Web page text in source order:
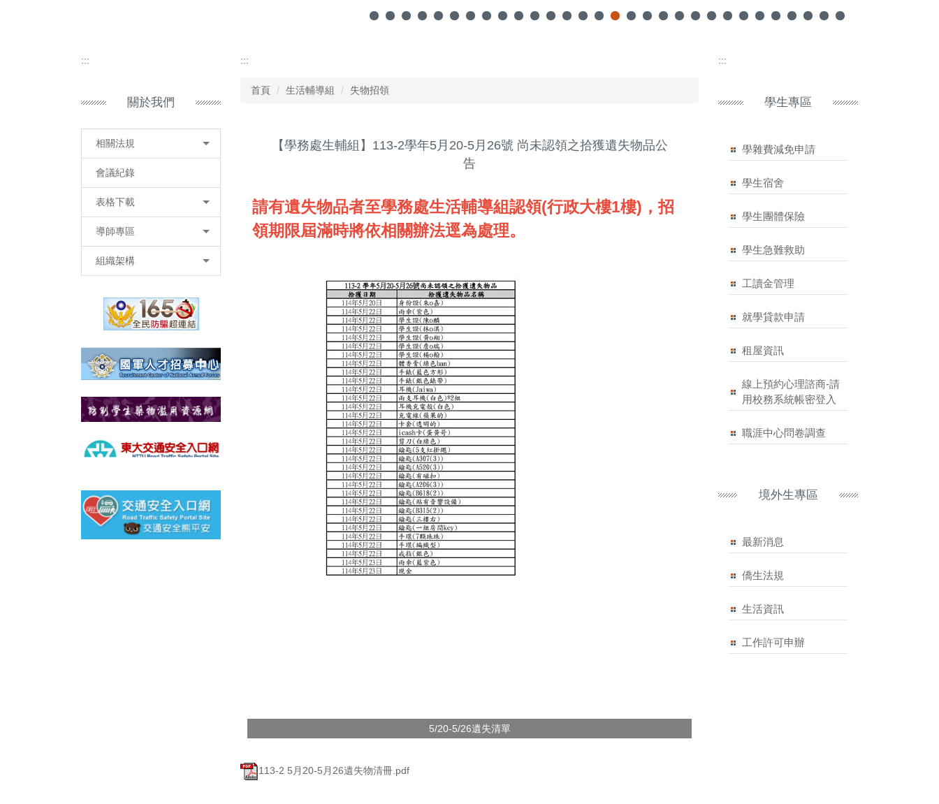
:::
關於我們
相關法規
會議紀錄
表格下載
導師專區
組織架構
:::
首頁 生活輔導組 失物招領
【學務處生輔組】113-2學年5月20-5月26號 尚未認領之拾獲遺失物品公
告
請有遺失物品者至學務處生活輔導組認領(行政大樓1樓)，招
領期限屆滿時將依相關辦法逕為處理。
5/20-5/26遺失清單
113-2 5月20-5月26遺失物清冊.pdf
:::
學生專區
學雜費減免申請
學生宿舍
學生團體保險
學生急難救助
工讀金管理
就學貸款申請
租屋資訊
線上預約心理諮商-請
用校務系統帳密登入
職涯中心問卷調查
境外生專區
最新消息
僑生法規
生活資訊
工作許可申辦